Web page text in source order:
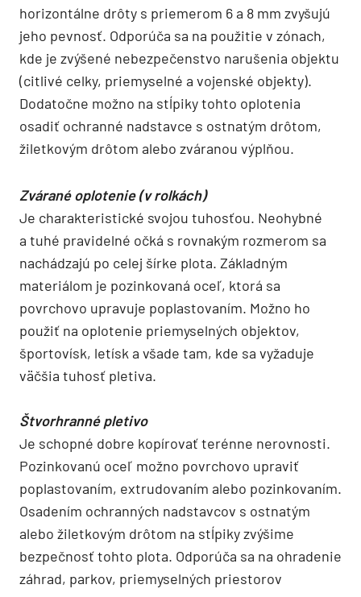
horizontálne drôty s priemerom 6 a 8 mm zvyšujú
jeho pevnosť. Odporúča sa na použitie v zónach,
kde je zvýšené nebezpečenstvo narušenia objektu
(citlivé celky, priemyselné a vojenské objekty).
Dodatočne možno na stĺpiky tohto oplotenia
osadiť ochranné nadstavce s ostnatým drôtom,
žiletkovým drôtom alebo zváranou výplňou.
Zvárané oplotenie (v rolkách)
Je charakteristické svojou tuhosťou. Neohybné
a tuhé pravidelné očká s rovnakým rozmerom sa
nachádzajú po celej šírke plota. Základným
materiálom je pozinkovaná oceľ, ktorá sa
povrchovo upravuje poplastovaním. Možno ho
použiť na oplotenie priemyselných objektov,
športovísk, letísk a všade tam, kde sa vyžaduje
väčšia tuhosť pletiva.
Štvorhranné pletivo
Je schopné dobre kopírovať terénne nerovnosti.
Pozinkovanú oceľ možno povrchovo upraviť
poplastovaním, extrudovaním alebo pozinkovaním.
Osadením ochranných nadstavcov s ostnatým
alebo žiletkovým drôtom na stĺpiky zvýšime
bezpečnosť tohto plota. Odporúča sa na ohradenie
záhrad, parkov, priemyselných priestorov